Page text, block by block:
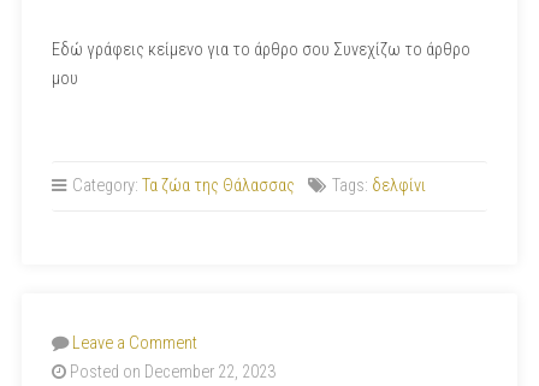
Εδώ γράφεις κείμενο για το άρθρο σου Συνεχίζω το άρθρο
μου
Category: Τα ζώα της Θάλασσας Tags: δελφίνι
Leave a Comment
Posted on December 22, 2023